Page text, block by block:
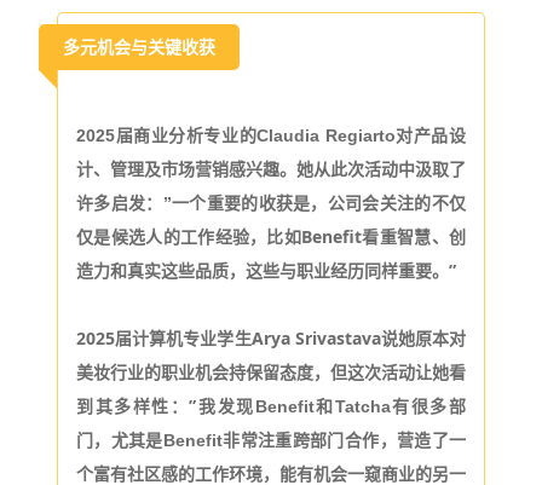
多元机会与关键收获
2025届商业分析专业的Claudia Regiarto对产品设
计、管理及市场营销感兴趣。她从此次活动中汲取了
许多启发：”一个重要的收获是，公司会关注的不仅
仅是候选人的工作经验，比如Benefit看重智慧、创
造力和真实这些品质，这些与职业经历同样重要。”
2025届计算机专业学生Arya Srivastava说她原本对
美妆行业的职业机会持保留态度，但这次活动让她看
到其多样性：”我发现Benefit和Tatcha有很多部
门，尤其是Benefit非常注重跨部门合作，营造了一
个富有社区感的工作环境，能有机会一窥商业的另一